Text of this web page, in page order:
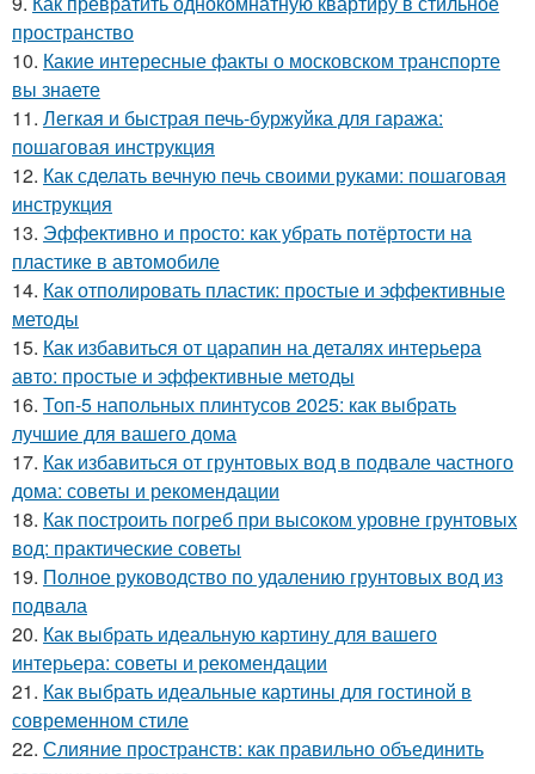
пространство
10. Какие интересные факты о московском транспорте
вы знаете
11. Легкая и быстрая печь-буржуйка для гаража:
пошаговая инструкция
12. Как сделать вечную печь своими руками: пошаговая
инструкция
13. Эффективно и просто: как убрать потёртости на
пластике в автомобиле
14. Как отполировать пластик: простые и эффективные
методы
15. Как избавиться от царапин на деталях интерьера
авто: простые и эффективные методы
16. Топ-5 напольных плинтусов 2025: как выбрать
лучшие для вашего дома
17. Как избавиться от грунтовых вод в подвале частного
дома: советы и рекомендации
18. Как построить погреб при высоком уровне грунтовых
вод: практические советы
19. Полное руководство по удалению грунтовых вод из
подвала
20. Как выбрать идеальную картину для вашего
интерьера: советы и рекомендации
21. Как выбрать идеальные картины для гостиной в
современном стиле
22. Слияние пространств: как правильно объединить